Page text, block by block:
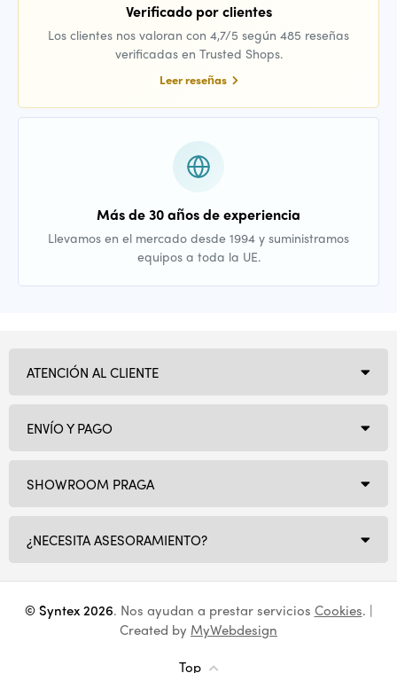
Verificado por clientes
Los clientes nos valoran con 4,7/5 según 485 reseñas
verificadas en Trusted Shops.
Leer reseñas
Más de 30 años de experiencia
Llevamos en el mercado desde 1994 y suministramos
equipos a toda la UE.
SHOWROOM PRAGA
¿NECESITA ASESORAMIENTO?
ATENCIÓN AL CLIENTE
ENVÍO Y PAGO
© Syntex 2026. Nos ayudan a prestar servicios Cookies. |
Created by MyWebdesign
Top